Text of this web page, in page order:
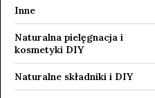
Inne
Naturalna pielęgnacja i
kosmetyki DIY
Naturalne składniki i DIY